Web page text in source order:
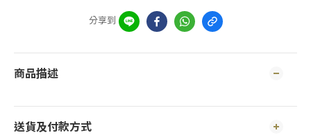
分享到
商品描述
送貨及付款方式